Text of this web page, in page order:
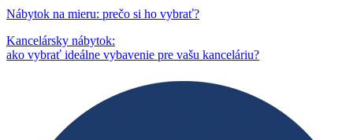
Nábytok na mieru: prečo si ho vybrať?
Kancelársky nábytok:
ako vybrať ideálne vybavenie pre vašu kanceláriu?